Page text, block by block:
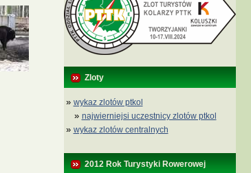
Zloty
» wykaz zlotów ptkol
» najwierniejsi uczestnicy zlotów ptkol
» wykaz zlotów centralnych
2012 Rok Turystyki Rowerowej